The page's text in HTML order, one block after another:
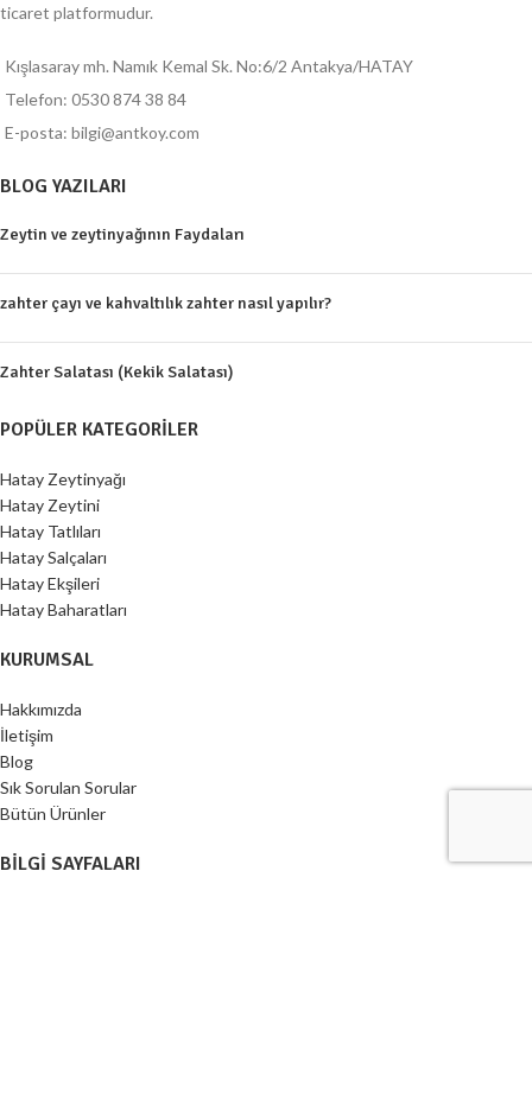
ticaret platformudur.
Kışlasaray mh. Namık Kemal Sk. No:6/2 Antakya/HATAY
Telefon: 0530 874 38 84
E-posta: bilgi@antkoy.com
BLOG YAZILARI
Zeytin ve zeytinyağının Faydaları
zahter çayı ve kahvaltılık zahter nasıl yapılır?
Zahter Salatası (Kekik Salatası)
POPÜLER KATEGORILER
Hatay Zeytinyağı
Hatay Zeytini
Hatay Tatlıları
Hatay Salçaları
Hatay Ekşileri
Hatay Baharatları
KURUMSAL
Hakkımızda
İletişim
Blog
Sık Sorulan Sorular
Bütün Ürünler
BILGI SAYFALARI